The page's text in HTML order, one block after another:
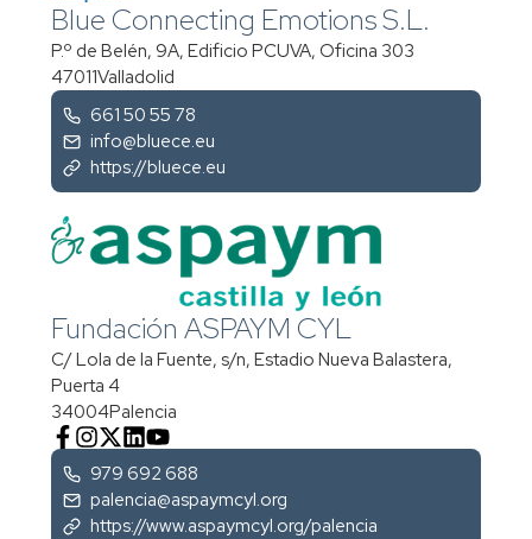
Blue Connecting Emotions S.L.
P.º de Belén, 9A, Edificio PCUVA, Oficina 303
47011Valladolid
661 50 55 78
info@bluece.eu
https://bluece.eu
Fundación ASPAYM CYL
C/ Lola de la Fuente, s/n, Estadio Nueva Balastera,
Puerta 4
34004Palencia
979 692 688
palencia@aspaymcyl.org
https://www.aspaymcyl.org/palencia